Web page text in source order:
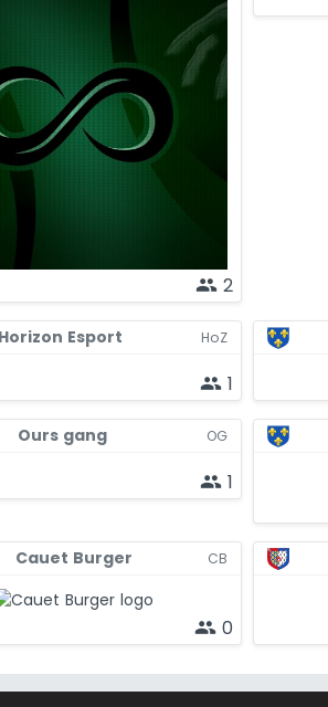
people 2
Esport HoZ
people 1
Ours gang OG
people 1
Cauet Burger CB
people 0